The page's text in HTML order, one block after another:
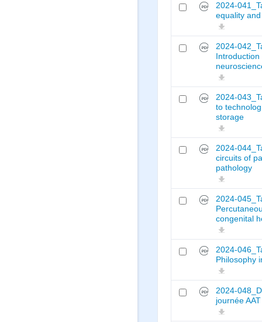
2024-
equality
2024-
2024-
to
storage
2024-
circuits of
pathology
2024-
congenital
2024-
Philosophy
2024-
journée